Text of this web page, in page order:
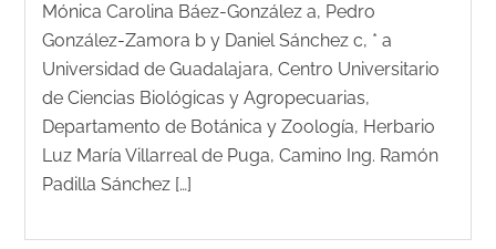
Mónica Carolina Báez-González a, Pedro
González-Zamora b y Daniel Sánchez c, * a
Universidad de Guadalajara, Centro Universitario
de Ciencias Biológicas y Agropecuarias,
Departamento de Botánica y Zoología, Herbario
Luz María Villarreal de Puga, Camino Ing. Ramón
Padilla Sánchez […]